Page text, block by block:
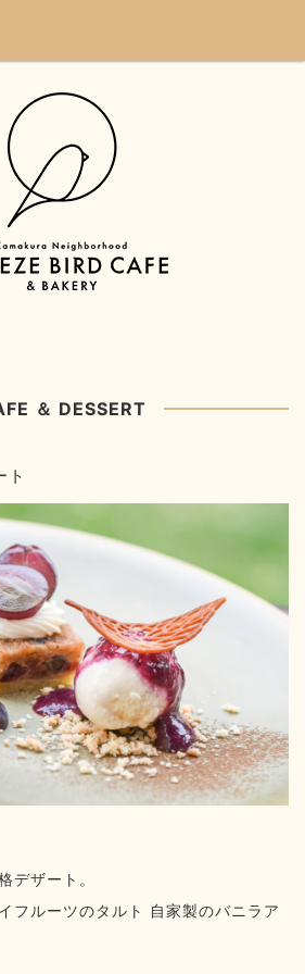
＆ DESSERT
ト
デザート。
フルーツのタルト 自家製のバニラア